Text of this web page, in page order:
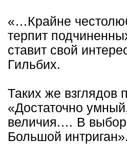
«…Крайне
терпит
ставит свой
Гильбих.
Таких же взглядов
«Достаточно
величия.… В
Большой интриган».